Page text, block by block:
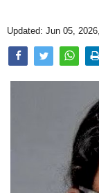
Photo Gallery
Home
Updated: Jun 05,